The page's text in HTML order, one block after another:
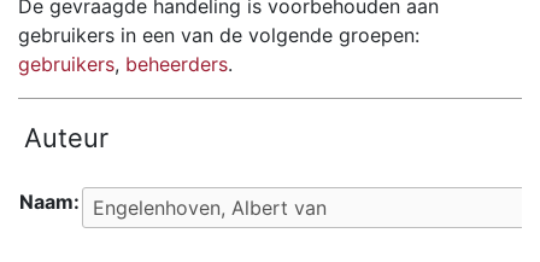
De gevraagde handeling is voorbehouden aan
gebruikers in een van de volgende groepen:
gebruikers, beheerders.
Auteur
Naam: